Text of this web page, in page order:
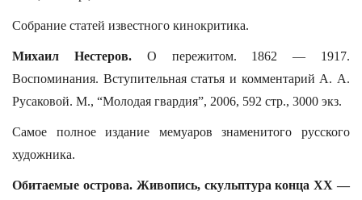
Собрание статей известного кинокритика.
Михаил Нестеров.О пережитом. 1862 — 1917.
Воспоминания. Вступительная статья и комментарий А. А.
Русаковой. М., “Молодая гвардия”, 2006, 592 стр., 3000 экз.
Самое полное издание мемуаров знаменитого русского
художника.
Обитаемые острова. Живопись, скульптура конца ХХ —